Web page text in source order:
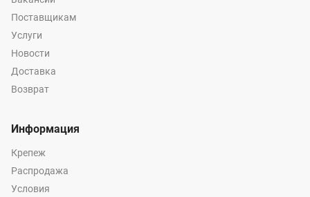
Поставщикам
Услуги
Новости
Доставка
Возврат
Информация
Крепеж
Распродажа
Условия